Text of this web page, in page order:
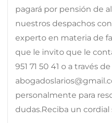
pagará por pensión de
nuestros despachos
experto en materia de
que le invito que le
951 71 50 41 o a través de
personalmente para
dudas.Reciba un cordial